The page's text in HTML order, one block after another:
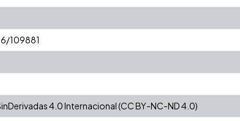
109881
4.0 Internacional (CC BY-NC-ND 4.0)